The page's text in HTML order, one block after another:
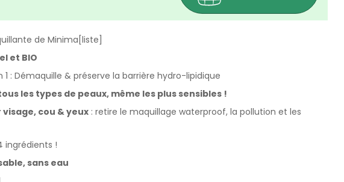
de Minima[liste]
et BIO
1 : Démaquille & préserve la barrière hydro-lipidique
les types de peaux, même les plus sensibles !
visage, cou & yeux : retire le maquillage waterproof, la pollution et les
ingrédients !
sans eau